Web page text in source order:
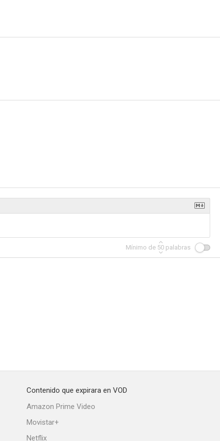
Mínimo de 50 palabras
Contenido que expirara en VOD
Amazon Prime Video
Movistar+
Netflix